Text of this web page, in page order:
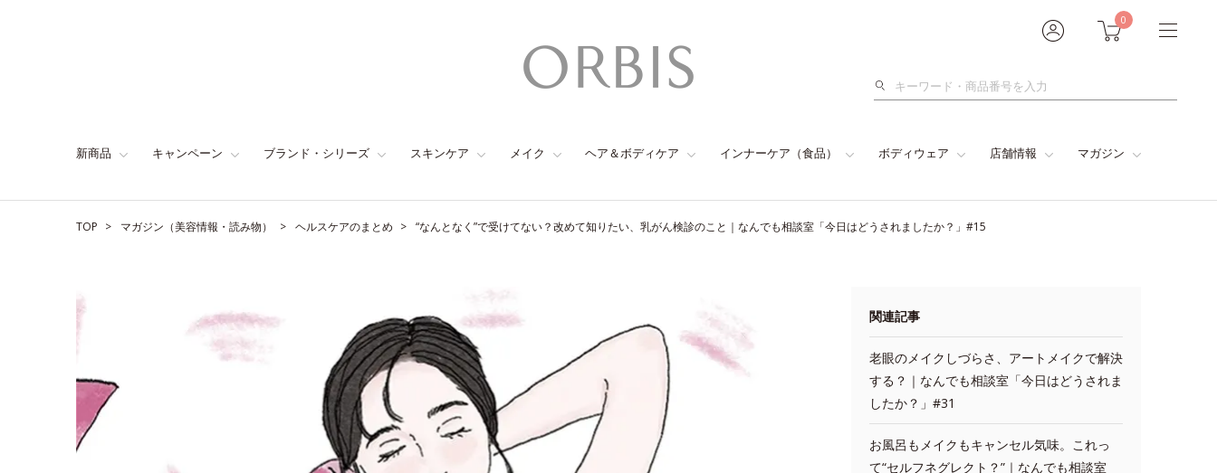
0
検
新商品 キャンペーン ブランド・シリーズ スキンケア メイク ヘア＆ボディケア インナーケア（食品） ボディウェア 店舗情報 マガジン
TOP マガジン（美容情報・読み物） ヘルスケアのまとめ “なんとなく”で受けてない？改めて知りたい、乳がん検診のこと｜なんでも相談室「今日はどうされましたか？」#15
関連記事
老眼のメイクしづらさ、アートメイクで解決
する？｜なんでも相談室「今日はどうされま
したか？」#31
お風呂もメイクもキャンセル気味。これっ
て“セルフネグレクト？”｜なんでも相談室